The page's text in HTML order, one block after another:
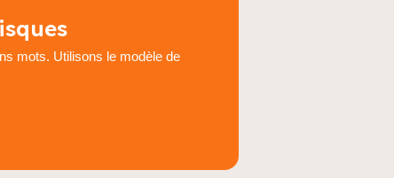
mots. Utilisons le modèle de